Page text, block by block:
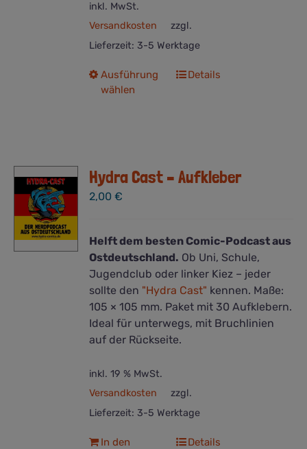
inkl. MwSt.
zzgl.
Versandkosten
Lieferzeit: 3-5 Werktage
Ausführung
wählen
Dieses
Die
der
Produktseite
gewählt
werden
Details
Hydra Cast – Aufkleber
2,00€
Helft dem besten Comic-Podcast aus
Ostdeutschland. Ob Uni, Schule,
Jugendclub oder linker Kiez – jeder
sollte den "Hydra Cast" kennen. Maße:
105 × 105 mm. Paket mit 30 Aufklebern.
Ideal für unterwegs, mit Bruchlinien
auf der Rückseite.
inkl. 19 % MwSt.
zzgl.
Versandkosten
Lieferzeit: 3-5 Werktage
In den
Details